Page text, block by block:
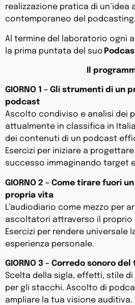
realizzazione pratica di un’idea
contemporaneo del podcasting.
Al termine del laboratorio ogni
la prima puntata del suo
Il
GIORNO 1 – Gli strumenti di
podcast
Ascolto condiviso e analisi dei
attualmente in classifica in
dei contenuti di un podcast
Esercizi per iniziare a
successo immaginando target
GIORNO 2 – Come tirare fuori
propria vita
L’audiodiario come mezzo per
ascoltatori attraverso il proprio
Esercizi per rendere universale
esperienza personale.
GIORNO 3 – Corredo sonoro
Scelta della sigla, effetti, stile
per gli stacchi. Ascolto di
ampliare la tua visione